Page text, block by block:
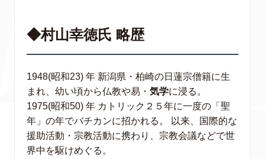
◆村山幸徳氏 略歴
1948(昭和23) 年 新潟県・柏崎の日蓮宗僧籍に生
まれ、幼い頃から仏教や易・ 気学に浸る。
1975(昭和50) 年 カトリック２５年に一度の「聖
年」の年でバチカンに招かれる。 以来、国際的な
援助活動・宗教活動に携わり、宗教会議などで世
界中を駆けめぐる。